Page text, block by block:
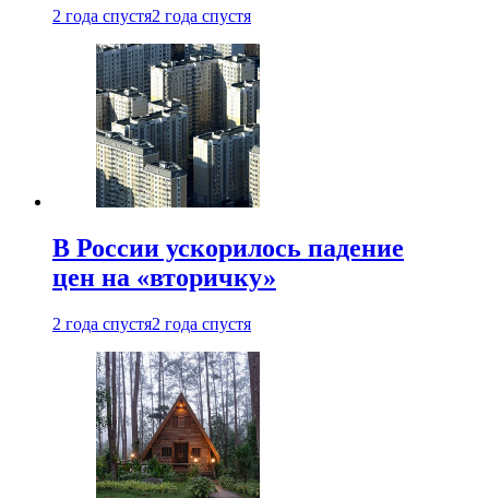
2 года спустя2 года спустя
В России ускорилось падение
цен на «вторичку»
2 года спустя2 года спустя